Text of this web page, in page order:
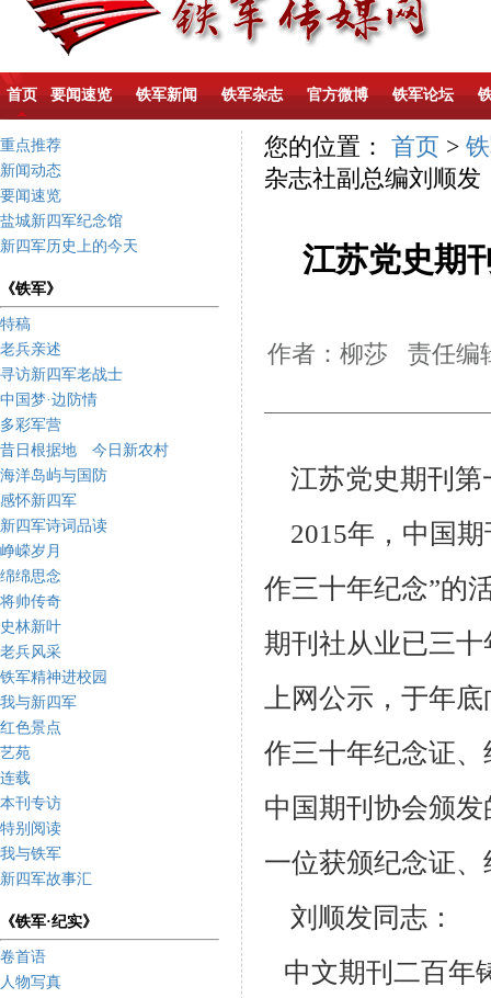
首页 要闻速览 铁军新闻 铁军杂志 官方微博 铁军论坛
重点推荐
新闻动态
要闻速览
盐城新四军纪念馆
新四军历史上的今天
《铁军》
特稿
老兵亲述
寻访新四军老战士
中国梦·边防情
多彩军营
昔日根据地 今日新农村
海洋岛屿与国防
感怀新四军
新四军诗词品读
峥嵘岁月
绵绵思念
将帅传奇
史林新叶
老兵风采
铁军精神进校园
我与新四军
红色景点
艺苑
连载
本刊专访
特别阅读
我与铁军
新四军故事汇
《铁军·纪实》
卷首语
人物写真
您的位置： 首页 >
杂志社副总编刘顺发
江苏党史期
作者：柳莎 责任编
江苏党史期刊第
2015年，中国
作三十年纪念”的
期刊社从业已三
上网公示，于年
作三十年纪念证
中国期刊协会颁
一位获颁纪念证
刘顺发同志：
中文期刊二百年